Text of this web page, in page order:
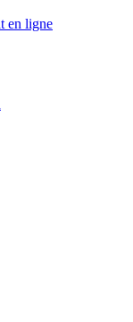
en ligne